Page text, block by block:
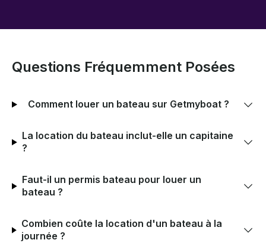
Questions Fréquemment Posées
Comment louer un bateau sur Getmyboat ?
La location du bateau inclut-elle un capitaine
?
Faut-il un permis bateau pour louer un
bateau ?
Combien coûte la location d'un bateau à la
journée ?